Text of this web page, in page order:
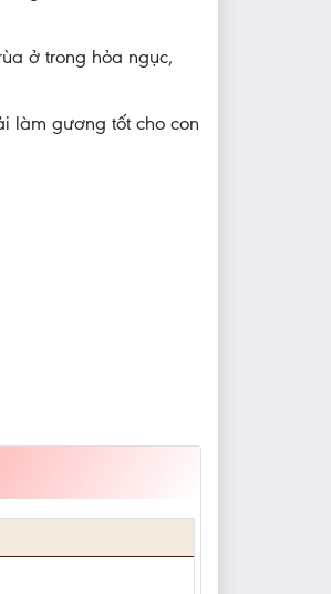
ở trong hỏa ngục,
làm gương tốt cho con